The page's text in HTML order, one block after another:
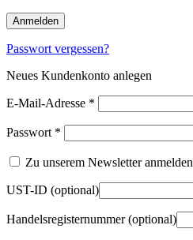
Anmelden
Passwort vergessen?
Neues Kundenkonto anlegen
E-Mail-Adresse *
Passwort *
Zu unserem Newsletter anmelden
UST-ID (optional)
Handelsregisternummer(optional)